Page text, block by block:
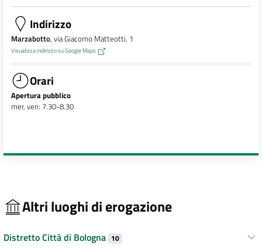
Indirizzo
Marzabotto, via Giacomo Matteotti, 1
Visualizza indirizzo su Google Maps
Orari
Apertura pubblico
mer, ven: 7.30-8.30
Altri luoghi di erogazione
Distretto Città di Bologna 10